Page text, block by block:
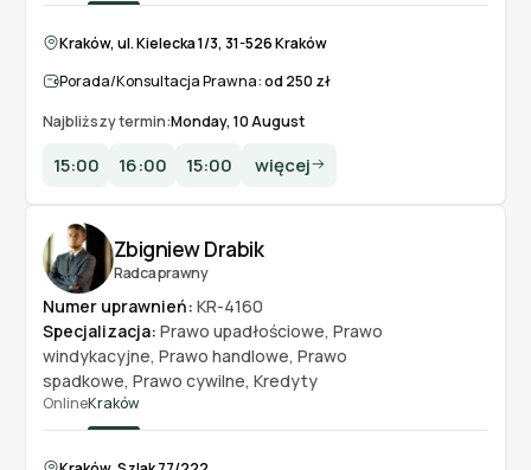
Kraków, ul. Kielecka 1/3, 31-526 Kraków
Porada/Konsultacja Prawna:od 250 zł
Najbliższy termin:Monday, 10 August
15:00 16:00 15:00 więcej
Radca prawny
Zbigniew Drabik
Numer uprawnień: KR-4160
Specjalizacja: Prawo upadłościowe, Prawo
windykacyjne, Prawo handlowe, Prawo
spadkowe, Prawo cywilne, Kredyty
OnlineKraków